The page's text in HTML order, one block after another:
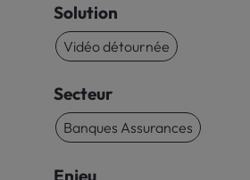
Solution
Vidéo détournée
Secteur
Banques Assurances
Enjeu